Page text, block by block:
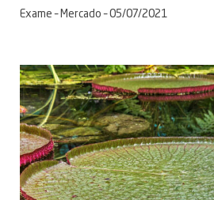
Exame – Mercado – 05/07/2021